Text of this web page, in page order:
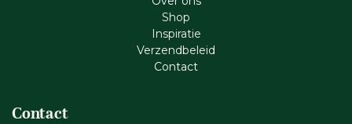
Shop
Inspiratie
Verzendbeleid
Cont​act
Contact